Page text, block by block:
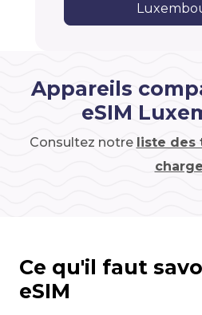
Appareils
eSIM
Consultez notre liste des
charge
Ce qu'il faut
eSIM